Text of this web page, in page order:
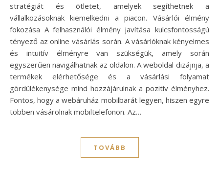
stratégiát és ötletet, amelyek segíthetnek a
vállalkozásoknak kiemelkedni a piacon. Vásárlói élmény
fokozása A felhasználói élmény javítása kulcsfontosságú
tényező az online vásárlás során. A vásárlóknak kényelmes
és intuitív élményre van szükségük, amely során
egyszerűen navigálhatnak az oldalon. A weboldal dizájnja, a
termékek elérhetősége és a vásárlási folyamat
gördülékenysége mind hozzájárulnak a pozitív élményhez.
Fontos, hogy a webáruház mobilbarát legyen, hiszen egyre
többen vásárolnak mobiltelefonon. Az…
TOVÁBB